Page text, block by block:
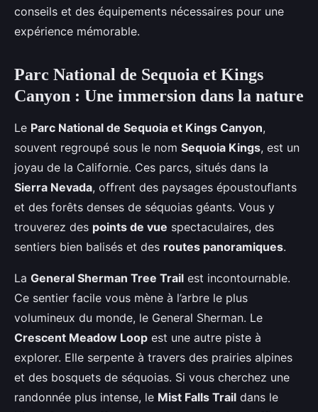
conseils et des équipements nécessaires pour une
expérience mémorable.
Parc National de Sequoia et Kings
Canyon : Une immersion dans la nature
Le Parc National de Sequoia et Kings Canyon,
souvent regroupé sous le nom Sequoia Kings, est un
joyau de la Californie. Ces parcs, situés dans la
Sierra Nevada, offrent des paysages époustouflants
et des forêts denses de séquoias géants. Vous y
trouverez des points de vue spectaculaires, des
sentiers bien balisés et des routes panoramiques.
La General Sherman Tree Trail est incontournable.
Ce sentier facile vous mène à l’arbre le plus
volumineux du monde, le General Sherman. Le
Crescent Meadow Loop est une autre piste à
explorer. Elle serpente à travers des prairies alpines
et des bosquets de séquoias. Si vous cherchez une
randonnée plus intense, le Mist Falls Trail dans le